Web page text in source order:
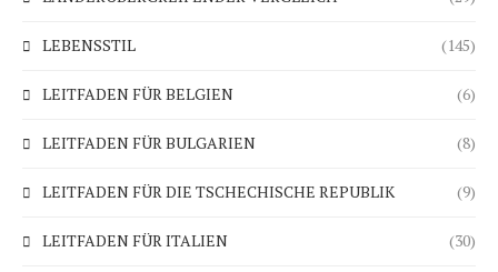
LEBENSSTIL (145)
LEITFADEN FÜR BELGIEN (6)
LEITFADEN FÜR BULGARIEN (8)
LEITFADEN FÜR DIE TSCHECHISCHE REPUBLIK (9)
LEITFADEN FÜR ITALIEN (30)